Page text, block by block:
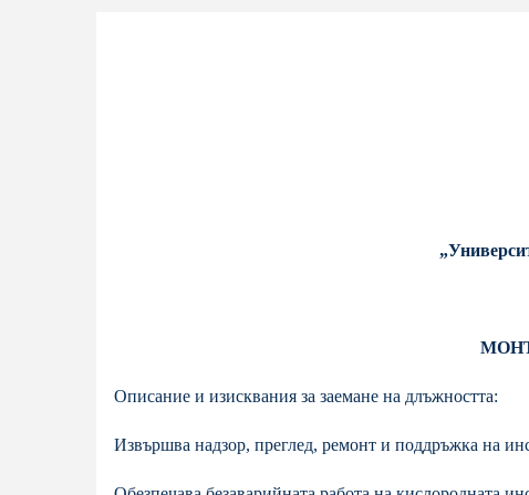
Описание и изисквания за заемане на длъжността:
Извършва надзор, преглед, ремонт и поддръжка на